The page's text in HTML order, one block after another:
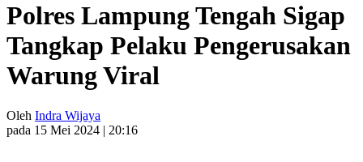
Polres Lampung Tengah Sigap
Tangkap Pelaku Pengerusakan
Warung Viral
Oleh Indra Wijaya
pada 15 Mei 2024 | 20:16